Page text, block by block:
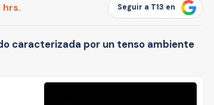
hrs. Seguir a T13 en
caracterizada por un tenso ambiente